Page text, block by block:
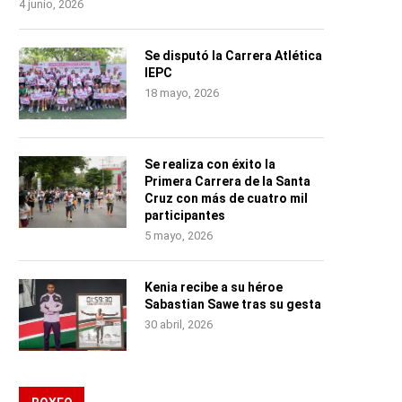
4 junio, 2026
Se disputó la Carrera Atlética
IEPC
18 mayo, 2026
Se realiza con éxito la
Primera Carrera de la Santa
Cruz con más de cuatro mil
participantes
5 mayo, 2026
Kenia recibe a su héroe
Sabastian Sawe tras su gesta
30 abril, 2026